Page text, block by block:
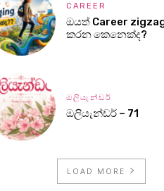
CAREER
ඔයත් Career
කරන කෙනෙක්ද?
ඔලියැන්ඩර්
ඔලියැන්ඩර් – 71
LOAD MORE